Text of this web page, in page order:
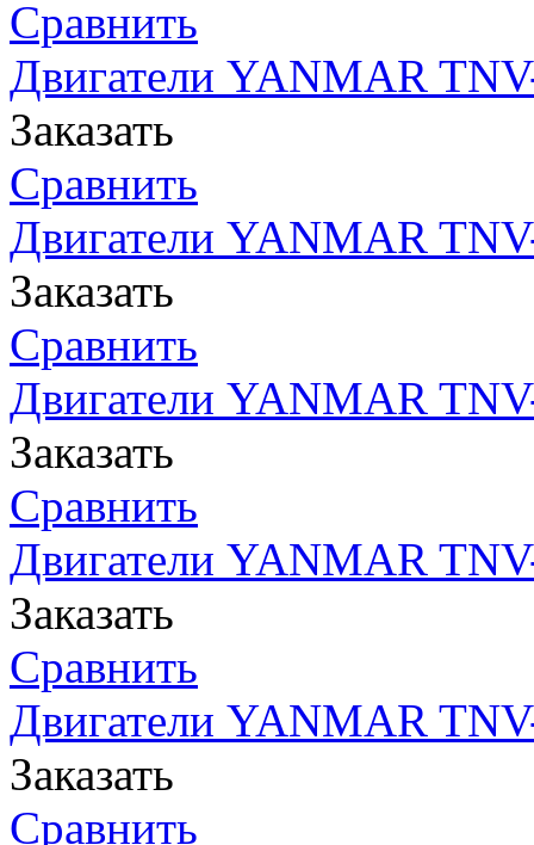
Сравнить
Двигатели YANMAR
Заказать
Сравнить
Двигатели YANMAR
Заказать
Сравнить
Двигатели YANMAR
Заказать
Сравнить
Двигатели YANMAR
Заказать
Сравнить
Двигатели YANMAR
Заказать
Сравнить